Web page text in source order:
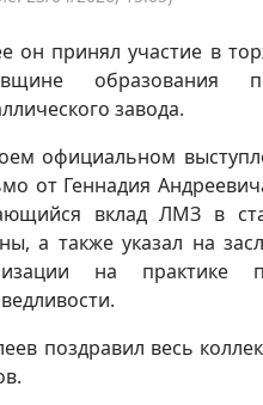
он принял участие в
образования
завода.
официальном
от Геннадия
вклад ЛМЗ в
а также указал на
на практике
поздравил весь